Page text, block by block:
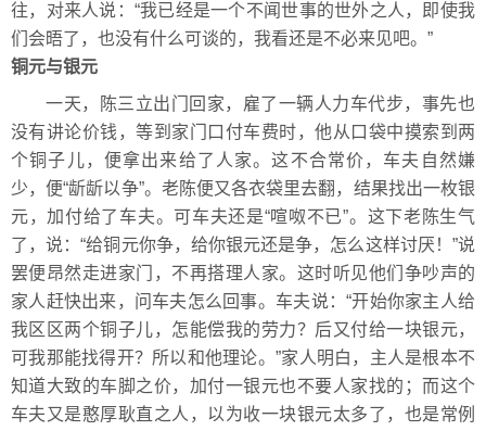
往，对来人说：“我已经是一个不闻世事的世外之人，即使我
们会晤了，也没有什么可谈的，我看还是不必来见吧。”
铜元与银元
一天，陈三立出门回家，雇了一辆人力车代步，事先也
没有讲论价钱，等到家门口付车费时，他从口袋中摸索到两
个铜子儿，便拿出来给了人家。这不合常价，车夫自然嫌
少，便“龂龂以争”。老陈便又各衣袋里去翻，结果找出一枚银
元，加付给了车夫。可车夫还是“喧呶不已”。这下老陈生气
了，说：“给铜元你争，给你银元还是争，怎么这样讨厌！”说
罢便昂然走进家门，不再搭理人家。这时听见他们争吵声的
家人赶快出来，问车夫怎么回事。车夫说：“开始你家主人给
我区区两个铜子儿，怎能偿我的劳力？后又付给一块银元，
可我那能找得开？所以和他理论。”家人明白，主人是根本不
知道大致的车脚之价，加付一银元也不要人家找的；而这个
车夫又是憨厚耿直之人，以为收一块银元太多了，也是常例